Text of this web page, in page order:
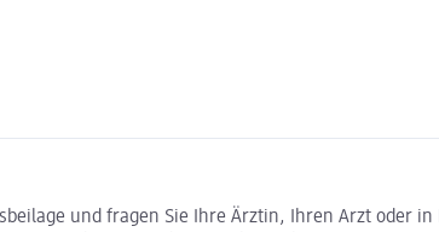
und fragen Sie Ihre Ärztin, Ihren Arzt oder